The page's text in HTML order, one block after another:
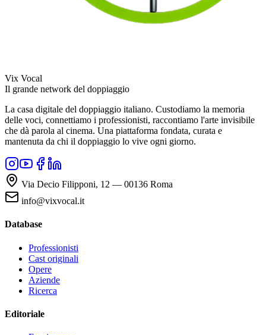
Vix Vocal
Il grande network del doppiaggio
La casa digitale del doppiaggio italiano. Custodiamo la memoria
delle voci, connettiamo i professionisti, raccontiamo l'arte invisibile
che dà parola al cinema. Una piattaforma fondata, curata e
mantenuta da chi il doppiaggio lo vive ogni giorno.
Via Decio Filipponi, 12 — 00136 Roma
info@vixvocal.it
Database
Professionisti
Cast originali
Opere
Aziende
Ricerca
Editoriale